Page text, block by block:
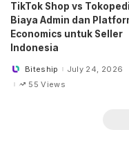
TikTok Shop vs
Biaya Admin dan
Economics untuk Seller
Indonesia
PostedBiteship
July 24, 2026
55 Views